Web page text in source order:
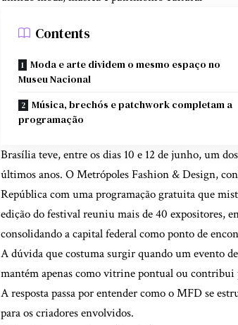
Contents
Moda e arte dividem o mesmo espaço no
Museu Nacional
Música, brechós e patchwork completam a
programação
Brasília teve, entre os dias 10 e 12 de junho, um
últimos anos. O Metrópoles Fashion & Design,
República com uma programação gratuita que
edição do festival reuniu mais de 40 expositores,
consolidando a capital federal como ponto de
A dúvida que costuma surgir quando um evento
mantém apenas como vitrine pontual ou contribui
A resposta passa por entender como o MFD se
para os criadores envolvidos.